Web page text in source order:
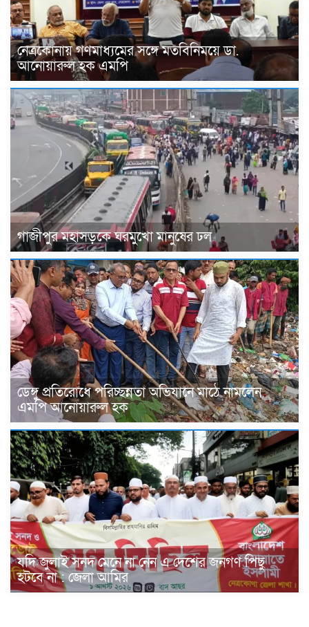
নেত্রকোনায় গণমাধ্যমের সঙ্গে মতবিনিময়ে ডা.
আনোয়ারুল হক এমপি
গাজীপুর মহাসড়কে ঘরমুখো মানুষের ঢল
ডেঙ্গু প্রতিরোধে পরিচ্ছন্নতা অভিযানে মাঠে নামলেন
এমপি আনোয়ারুল হক
যদি জুলাই সনদ মেনে না নেন এ দেশের জনগণ পিছু
হটবে না : জেলা আমির